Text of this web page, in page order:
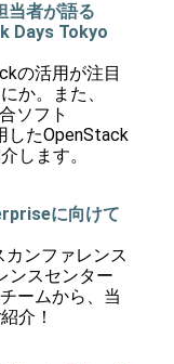
当者が語る
Days Tokyo
の活用が注目
か。また、
ソフト
したOpenStack
します。
に向けて
ンファレンス
ンスセンター
ームから、当
介！